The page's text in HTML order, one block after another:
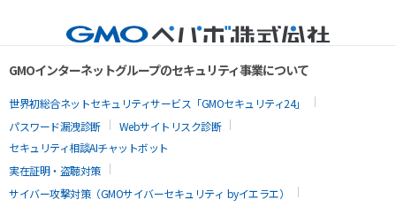
GMOインターネットグループのセキュリティ事業について
世界初総合ネットセキュリティサービス「GMOセキュリティ24」
パスワード漏洩診断
Webサイトリスク診断
セキュリティ相談AIチャットボット
実在証明・盗聴対策
サイバー攻撃対策（GMOサイバーセキュリティ byイエラエ）